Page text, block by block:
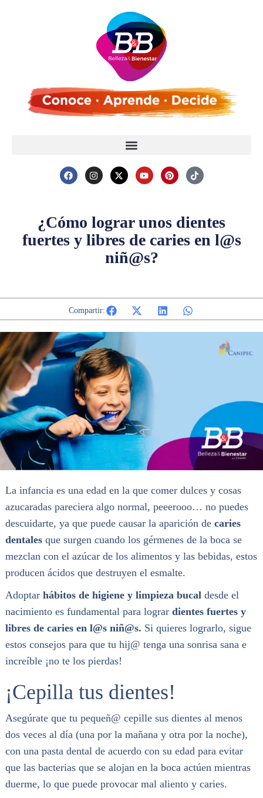
¿Cómo lograr unos dientes
fuertes y libres de caries en l@s
niñ@s?
Compartir:
La infancia es una edad en la que comer dulces y cosas
azucaradas pareciera algo normal, peeerooo… no puedes
descuidarte, ya que puede causar la aparición de caries
dentalesque surgen cuando los gérmenes de la boca se
mezclan con el azúcar de los alimentos y las bebidas, estos
producen ácidos que destruyen el esmalte.
Adoptar hábitos de higiene y limpieza bucal desde el
nacimiento es fundamental para lograr dientes fuertes y
libres de caries en l@s niñ@s. Si quieres lograrlo, sigue
estos consejos para que tu hij@ tenga una sonrisa sana e
increíble ¡no te los pierdas!
¡Cepilla tus dientes!
Asegúrate que tu pequeñ@ cepille sus dientes al menos
dos veces al día (una por la mañana y otra por la noche),
con una pasta dental de acuerdo con su edad para evitar
que las bacterias que se alojan en la boca actúen mientras
duerme, lo que puede provocar mal aliento y caries.